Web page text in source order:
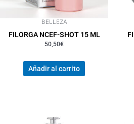
BELLEZA
FILORGA NCEF-SHOT 15 ML
50,50€
Añadir al carrito